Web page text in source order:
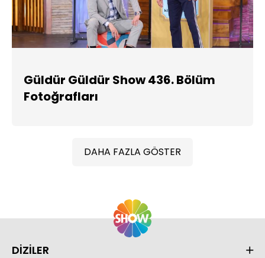
Güldür Güldür Show 436. Bölüm
Fotoğrafları
DAHA FAZLA GÖSTER
DİZİLER